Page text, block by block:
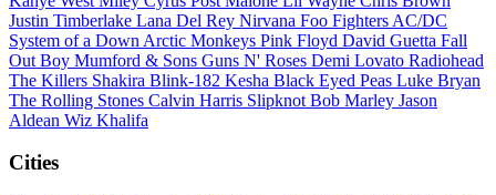
Justin Timberlake Lana Del Rey Nirvana Foo Fighters AC/DC
System of a Down Arctic Monkeys Pink Floyd David Guetta Fall
Out Boy Mumford & Sons Guns N' Roses Demi Lovato Radiohead
The Killers Shakira Blink-182 Kesha Black Eyed Peas Luke Bryan
The Rolling Stones Calvin Harris Slipknot Bob Marley Jason
Aldean Wiz Khalifa
Cities